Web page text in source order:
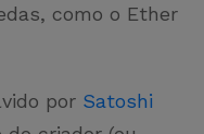
como o Ether
por Satoshi